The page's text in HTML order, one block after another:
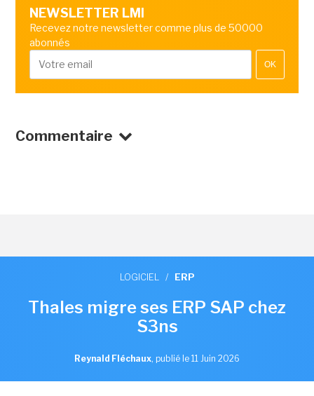
NEWSLETTER LMI
Recevez notre newsletter comme plus de 50000
abonnés
OK
Commentaire
LOGICIEL / ERP
Thales migre ses ERP SAP chez
S3ns
Reynald Fléchaux, publié le 11 Juin 2026